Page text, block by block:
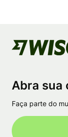
Abra sua
Faça parte do